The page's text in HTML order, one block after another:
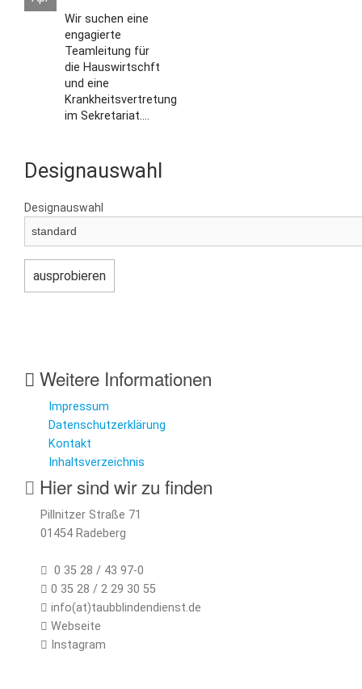
Wir suchen eine
engagierte
Teamleitung für
die Hauswirtschft
und eine
Krankheitsvertretung
im Sekretariat....
Designauswahl
Designauswahl
Weitere Informationen
Impressum
Datenschutzerklärung
Kontakt
Inhaltsverzeichnis
Hier sind wir zu finden
Pillnitzer Straße 71
01454 Radeberg
0 35 28 / 43 97-0
0 35 28 / 2 29 30 55
info(at)taubblindendienst.de
Webseite
Instagram